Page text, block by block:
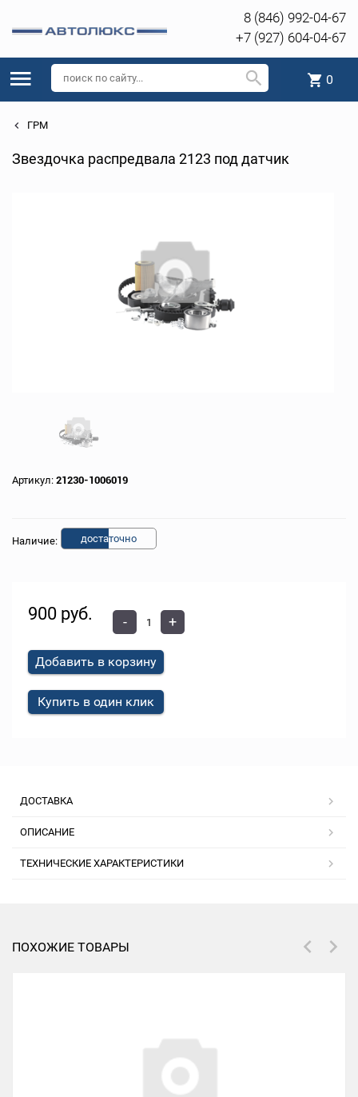
8 (846) 992-04-67
+7 (927) 604-04-67
0
ГРМ
Звездочка распредвала 2123 под датчик
Артикул: 21230-1006019
Наличие: достаточно
900 руб. - +
Добавить в корзину
Купить в один клик
ДОСТАВКА
ОПИСАНИЕ
ТЕХНИЧЕСКИЕ ХАРАКТЕРИСТИКИ
ПОХОЖИЕ ТОВАРЫ